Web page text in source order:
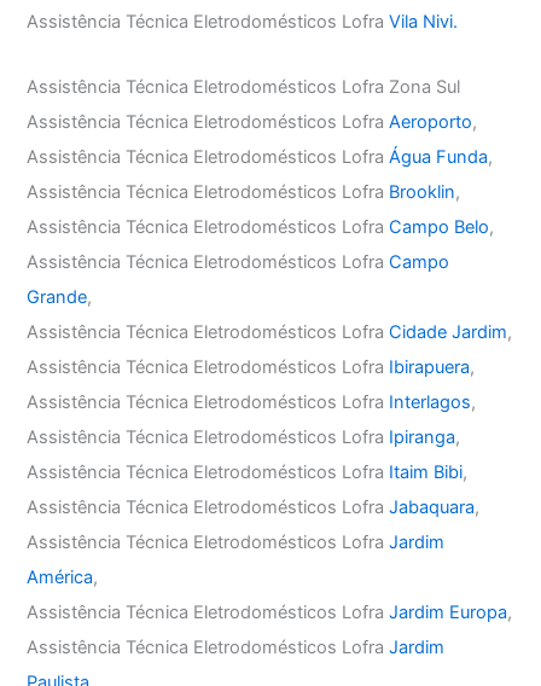
Assistência Técnica Eletrodomésticos LofraVila Nivi.
Assistência Técnica Eletrodomésticos Lofra Zona Sul
Assistência Técnica Eletrodomésticos LofraAeroporto,
Assistência Técnica Eletrodomésticos LofraÁgua Funda,
Assistência Técnica Eletrodomésticos Lofra Brooklin,
Assistência Técnica Eletrodomésticos LofraCampo Belo,
Assistência Técnica Eletrodomésticos LofraCampo
Grande,
Assistência Técnica Eletrodomésticos LofraCidade Jardim,
Assistência Técnica Eletrodomésticos Lofra Ibirapuera,
Assistência Técnica Eletrodomésticos Lofra Interlagos,
Assistência Técnica Eletrodomésticos Lofra Ipiranga,
Assistência Técnica Eletrodomésticos Lofra Itaim Bibi,
Assistência Técnica Eletrodomésticos LofraJabaquara,
Assistência Técnica Eletrodomésticos LofraJardim
América,
Assistência Técnica Eletrodomésticos LofraJardim Europa,
Assistência Técnica Eletrodomésticos LofraJardim